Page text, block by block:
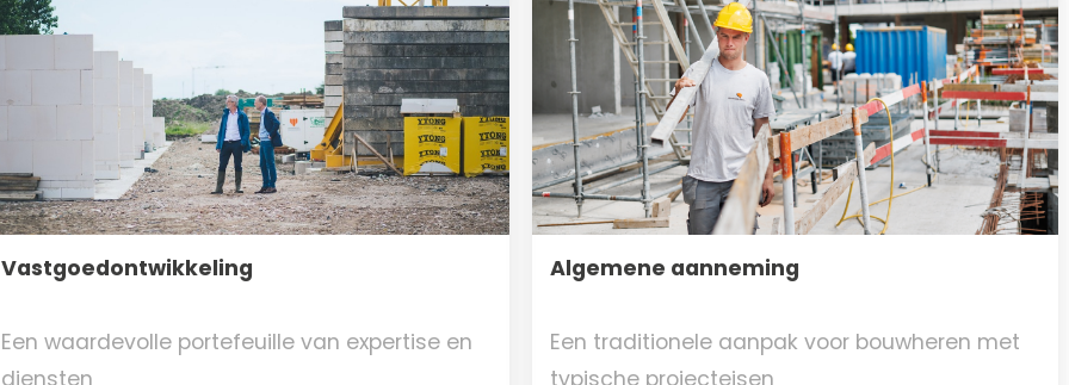
Vastgoedontwikkeling
Een waardevolle portefeuille van expertise en
Algemene aanneming
Een traditionele aanpak voor bouwheren met